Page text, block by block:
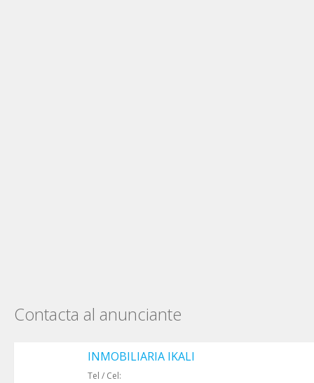
Contacta al anunciante
INMOBILIARIA IKALI
Tel / Cel: